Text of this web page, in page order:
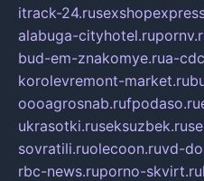
itrack-24.ru
alabuga-cityhotel.ru
bud-em-znakomye.rua-
korolevremont-market.ru
oooagrosnab.rufpodaso.ru
ukrasotki.ruseksuzbek.ru
sovratili.ruolecoon.ruvd-
rbc-news.ruporno-skvirt.ru